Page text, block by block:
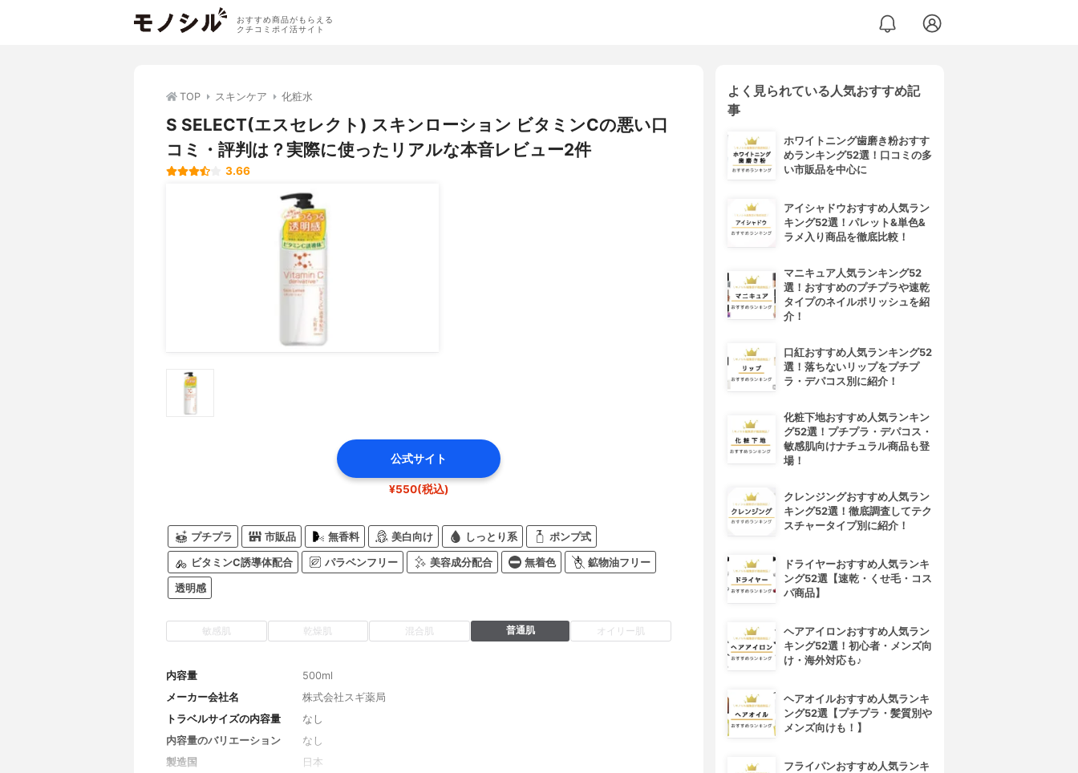
おすすめ商品がもらえる
クチコミポイ活サイト
TOP スキンケア 化粧水
S SELECT(エスセレクト) スキンローション ビタミンCの悪い口
コミ・評判は？実際に使ったリアルな本音レビュー2件
3.66
公式サイト
¥550(税込)
プチプラ 市販品 無香料 美白向け しっとり系 ポンプ式
ビタミンC誘導体配合 パラベンフリー 美容成分配合 無着色 鉱物油フリー
透明感
敏感肌 乾燥肌 混合肌 普通肌 オイリー肌
内容量
500ml
メーカー会社名
株式会社スギ薬局
トラベルサイズの内容量
なし
内容量のバリエーション
なし
製造国
日本
よく見られている人気おすすめ記
事
ホワイトニング歯磨き粉おすす
めランキング52選！口コミの多
い市販品を中心に
アイシャドウおすすめ人気ラン
キング52選！パレット&単色&
ラメ入り商品を徹底比較！
マニキュア人気ランキング52
選！おすすめのプチプラや速乾
タイプのネイルポリッシュを紹
介！
口紅おすすめ人気ランキング52
選！落ちないリップをプチプ
ラ・デパコス別に紹介！
化粧下地おすすめ人気ランキン
グ52選！プチプラ・デパコス・
敏感肌向けナチュラル商品も登
場！
クレンジングおすすめ人気ラン
キング52選！徹底調査してテク
スチャータイプ別に紹介！
ドライヤーおすすめ人気ランキ
ング52選【速乾・くせ毛・コス
パ商品】
ヘアアイロンおすすめ人気ラン
キング52選！初心者・メンズ向
け・海外対応も♪
ヘアオイルおすすめ人気ランキ
ング52選【プチプラ・髪質別や
メンズ向けも！】
フライパンおすすめ人気ランキ